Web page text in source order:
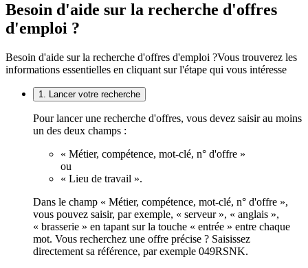
Besoin d'aide sur la recherche d'offres
d'emploi ?
Besoin d'aide sur la recherche d'offres d'emploi ?Vous trouverez les
informations essentielles en cliquant sur l'étape qui vous intéresse
1. Lancer votre recherche
Pour lancer une recherche d'offres, vous devez saisir au moins
un des deux champs :
« Métier, compétence, mot-clé, n° d'offre »
ou
« Lieu de travail ».
Dans le champ « Métier, compétence, mot-clé, n° d'offre »,
vous pouvez saisir, par exemple, « serveur », « anglais »,
« brasserie » en tapant sur la touche « entrée » entre chaque
mot. Vous recherchez une offre précise ? Saisissez
directement sa référence, par exemple 049RSNK.